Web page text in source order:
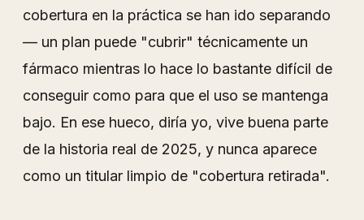
cobertura en la práctica se han ido separando
— un plan puede "cubrir" técnicamente un
fármaco mientras lo hace lo bastante difícil de
conseguir como para que el uso se mantenga
bajo. En ese hueco, diría yo, vive buena parte
de la historia real de 2025, y nunca aparece
como un titular limpio de "cobertura retirada".